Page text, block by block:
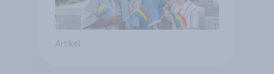
Artikel